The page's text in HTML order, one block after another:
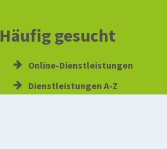
Häufig gesucht
Online-Dienstleistungen
Dienstleistungen A-Z